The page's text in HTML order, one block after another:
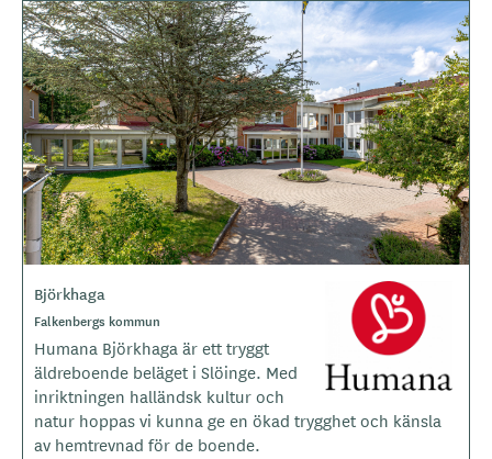
B
i
l
d
e
r
o
t
y
p
Björkhaga
Falkenbergs kommun
Humana Björkhaga är ett tryggt
äldreboende beläget i Slöinge. Med
inriktningen halländsk kultur och
natur hoppas vi kunna ge en ökad trygghet och känsla
av hemtrevnad för de boende.